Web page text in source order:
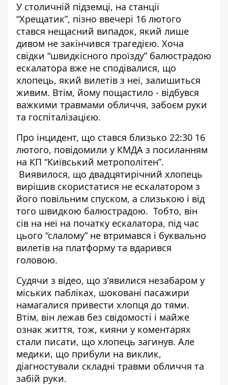
У столичній підземці, на станції
“Хрещатик”, пізно ввечері 16 лютого
стався нещасний випадок, який лише
дивом не закінчився трагедією. Хоча
свідки “швидкісного проїзду” балюстрадою
ескалатора вже не сподівалися, що
хлопець, який вилетів з неї, залишиться
живим. Втім, йому пощастило - відбувся
важкими травмами обличчя, забоєм руки
та госпіталізацією.
Про інцидент, що стався близько 22:30 16
лютого, повідомили у КМДА з посиланням
на КП “Київський метрополітен”.
Виявилося, що двадцятирічний хлопець
вирішив скористатися не ескалатором з
його повільним спуском, а слизькою і від
того швидкою балюстрадою. Тобто, він
сів на неї на початку ескалатора, під час
цього “слалому” не втримався і буквально
вилетів на платформу та вдарився
головою.
Судячи з відео, що з’явилися незабаром у
міських пабліках, шоковані пасажири
намагалися привести хлопця до тями.
Втім, він лежав без свідомості і майже
ознак життя, тож, кияни у коментарях
стали писати, що хлопець загинув. Але
медики, що прибули на виклик,
діагностували складні травми обличчя та
забій руки.